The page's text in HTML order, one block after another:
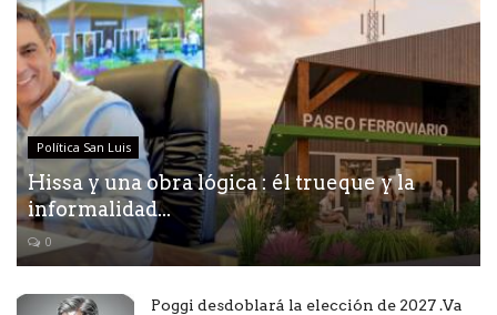
Política San Luis
Hissa y una obra lógica : él trueque y la
informalidad...
0
Poggi desdoblará la elección de 2027 .Va